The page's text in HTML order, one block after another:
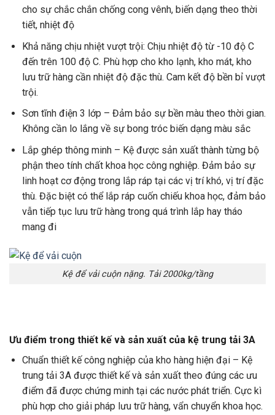
cho sự chắc chắn chống cong vênh, biến dạng theo thời
tiết, nhiệt độ
Khả năng chịu nhiệt vượt trội: Chịu nhiệt độ từ -10 độ C
đến trên 100 độ C. Phù hợp cho kho lạnh, kho mát, kho
lưu trữ hàng cần nhiệt độ đặc thù. Cam kết độ bền bỉ vượt
trội.
Sơn tĩnh điện 3 lớp – Đảm bảo sự bền màu theo thời gian.
Không cần lo lắng về sự bong tróc biến dạng màu sắc
Lắp ghép thông minh – Kệ được sản xuất thành từng bộ
phận theo tính chất khoa học công nghiệp. Đảm bảo sự
linh hoạt cơ động trong lắp ráp tại các vị trí khó, vị trí đặc
thù. Đặc biệt có thể lắp ráp cuốn chiếu khoa học, đảm bảo
vẫn tiếp tục lưu trữ hàng trong quá trình lắp hay tháo
mang đi
Kệ để vải cuộn nặng. Tải 2000kg/tầng
Ưu điểm trong thiết kế và sản xuất của kệ trung tải 3A
Chuẩn thiết kế công nghiệp của kho hàng hiện đại – Kệ
trung tải 3A được thiết kế và sản xuất theo đúng các ưu
điểm đã được chứng minh tại các nước phát triển. Cực kì
phù hợp cho giải pháp lưu trữ hàng, vẩn chuyển khoa học.